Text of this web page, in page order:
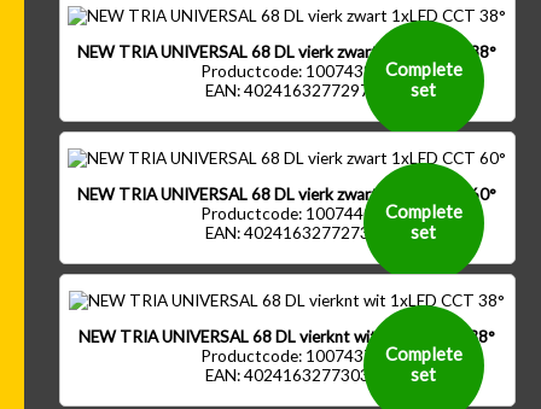
NEW TRIA UNIVERSAL 68 DL vierk zwart 1xLED CCT 38°
Productcode: 1007438
EAN: 4024163277297
Complete
set
NEW TRIA UNIVERSAL 68 DL vierk zwart 1xLED CCT 60°
Productcode: 1007440
EAN: 4024163277273
Complete
set
NEW TRIA UNIVERSAL 68 DL vierknt wit 1xLED CCT 38°
Productcode: 1007437
EAN: 4024163277303
Complete
set